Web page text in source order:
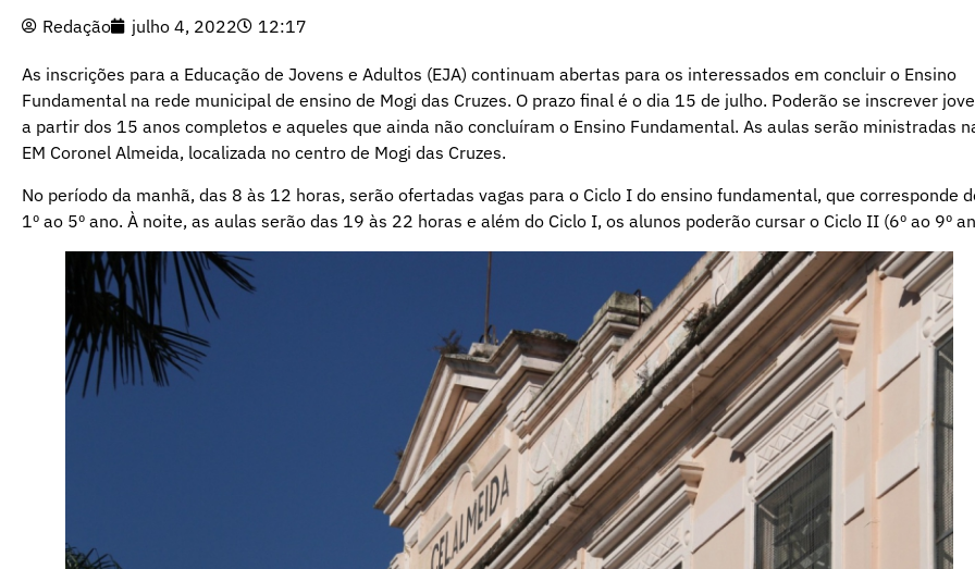
Redação julho 4, 2022 12:17
As inscrições para a Educação de Jovens e Adultos (EJA) continuam abertas para os interessados em concluir o Ensino
Fundamental na rede municipal de ensino de Mogi das Cruzes. O prazo final é o dia 15 de julho. Poderão se inscrever
a partir dos 15 anos completos e aqueles que ainda não concluíram o Ensino Fundamental. As aulas serão ministradas
EM Coronel Almeida, localizada no centro de Mogi das Cruzes.
No período da manhã, das 8 às 12 horas, serão ofertadas vagas para o Ciclo I do ensino fundamental, que corresponde
1º ao 5º ano. À noite, as aulas serão das 19 às 22 horas e além do Ciclo I, os alunos poderão cursar o Ciclo II (6º ao 9º